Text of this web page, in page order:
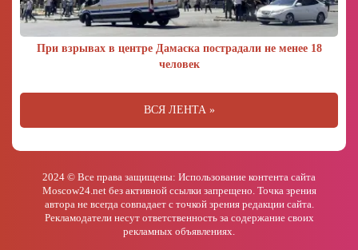
При взрывах в центре Дамаска пострадали не менее 18
человек
ВСЯ ЛЕНТА »
2024 © Все права защищены: Использование контента сайта
Moscow24.net без активной ссылки запрещено. Точка зрения
автора не всегда совпадает с точкой зрения редакции сайта.
Рекламодатели несут ответственность за содержание своих
рекламных объявлениях.